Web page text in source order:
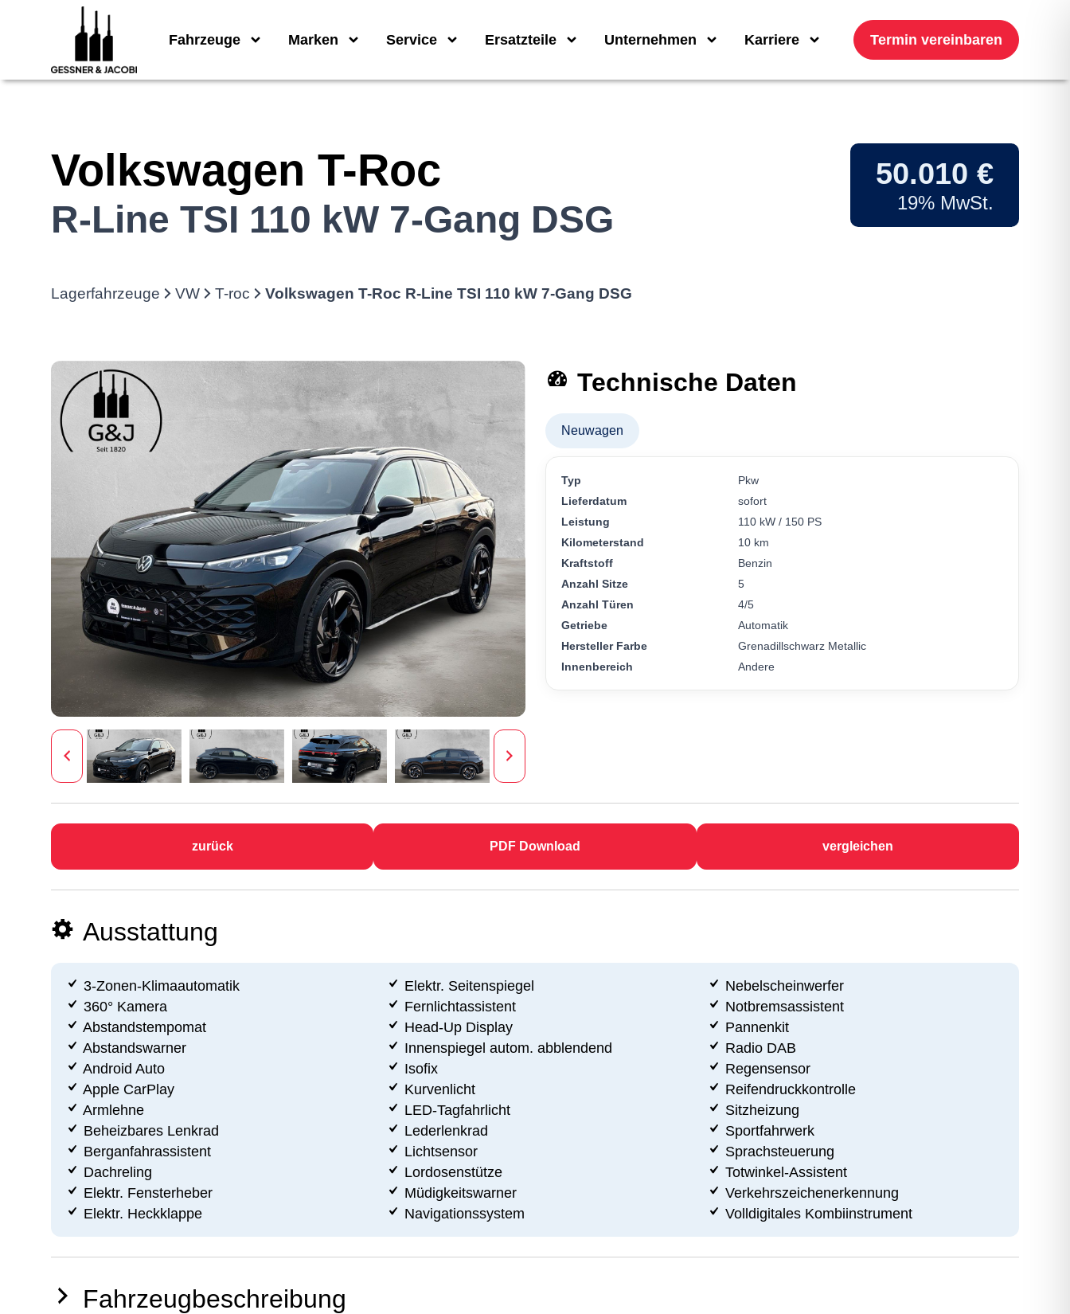
Fahrzeuge Marken Service Ersatzteile Unternehmen Karriere Termin vereinbaren
Volkswagen T-Roc
R-Line TSI 110 kW 7-Gang DSG
50.010 €
19% MwSt.
Lagerfahrzeuge VW T-roc Volkswagen T-Roc R-Line TSI 110 kW 7-Gang DSG
Technische Daten
Neuwagen
Typ
Pkw
Lieferdatum
sofort
Leistung
110 kW / 150 PS
Kilometerstand
10 km
Kraftstoff
Benzin
Anzahl Sitze
5
Anzahl Türen
4/5
Getriebe
Automatik
Hersteller Farbe
Grenadillschwarz Metallic
Innenbereich
Andere
zurück PDF Download vergleichen
Ausstattung
3-Zonen-Klimaautomatik
360° Kamera
Abstandstempomat
Abstandswarner
Android Auto
Apple CarPlay
Armlehne
Beheizbares Lenkrad
Berganfahrassistent
Dachreling
Elektr. Fensterheber
Elektr. Heckklappe
Elektr. Seitenspiegel
Fernlichtassistent
Head-Up Display
Innenspiegel autom. abblendend
Isofix
Kurvenlicht
LED-Tagfahrlicht
Lederlenkrad
Lichtsensor
Lordosenstütze
Müdigkeitswarner
Navigationssystem
Nebelscheinwerfer
Notbremsassistent
Pannenkit
Radio DAB
Regensensor
Reifendruckkontrolle
Sitzheizung
Sportfahrwerk
Sprachsteuerung
Totwinkel-Assistent
Verkehrszeichenerkennung
Volldigitales Kombiinstrument
Fahrzeugbeschreibung